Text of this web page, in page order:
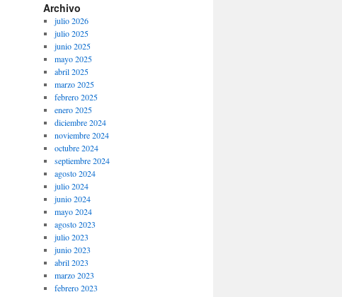
Archivo
julio 2026
julio 2025
junio 2025
mayo 2025
abril 2025
marzo 2025
febrero 2025
enero 2025
diciembre 2024
noviembre 2024
octubre 2024
septiembre 2024
agosto 2024
julio 2024
junio 2024
mayo 2024
agosto 2023
julio 2023
junio 2023
abril 2023
marzo 2023
febrero 2023